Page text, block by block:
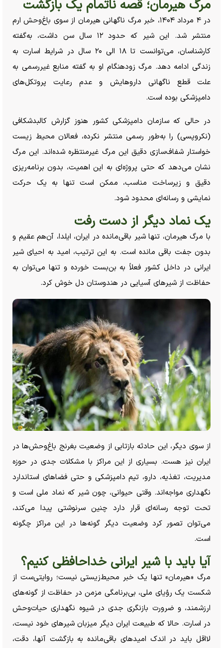
مرگ هیرمان؛ قصه ناتمام یک بازگشت
در ۴ مرداد ۱۴۰۴، خبر مرگ ناگهانی هیرمان از سوی باغ‌وحش ارم
منتشر شد. این شیر که حدود ۱۲ سال سن داشت، به‌گفته
کارشناسان، می‌توانست تا ۱۸ الی ۲۰ سال در شرایط اسارت به
زندگی ادامه دهد. مرگ زودهنگام او به گفته منابع غیررسمی به
علت قطع ناگهانی داروهایش و عدم رعایت پروتکل‌های
دامپزشکی بوده است.
در حالی که سازمان دامپزشکی کشور هنوز گزارش کالبدشکافی
(نکروپسی) را به‌طور رسمی منتشر نکرده، فعالان محیط زیست
خواستار شفاف‌سازی دقیق این مرگ غیرمنتظره شده‌اند. این مرگ
نشان می‌دهد که حتی پروژه‌ای به این اهمیت، بدون برنامه‌ریزی
دقیق و زیرساخت مناسب، ممکن است تنها به یک حرکت
نمایشی و رسانه‌ای محدود شود.
یک نماد دیگر از دست رفت
با مرگ هیرمان، تنها شیر باقی‌مانده در ایران، ایلدا، آن‌هم عقیم و
بدون جفت باقی مانده است. به این ترتیب، امید به احیای شیر
ایرانی در داخل کشور فعلاً به بن‌بست خورده و تنها می‌توان به
حفاظت از شیر‌های آسیایی در هندوستان دل خوش کرد.
از سوی دیگر، این حادثه بازتابی از وضعیت بغرنج باغ‌وحش‌ها در
ایران نیز هست. بسیاری از این مراکز با مشکلات جدی در حوزه
مدیریت، تغذیه، دارو، تیم دامپزشکی و حتی فضا‌های استاندارد
نگهداری مواجه‌اند. وقتی حیوانی، چون شیر که نماد ملی است و
تحت توجه رسانه‌ای قرار دارد چنین سرنوشتی پیدا می‌کند،
می‌توان تصور کرد وضعیت دیگر گونه‌ها در این مراکز چگونه
است.
آیا باید با شیر ایرانی خداحافظی کنیم؟
مرگ «هیرمان» تنها یک خبر محیط‌زیستی نیست؛ روایتی‌ست از
شکست یک رؤیای ملی، بی‌برنامگی مزمن در حفاظت از گونه‌های
ارزشمند، و ضرورت بازنگری جدی در شیوه نگهداری حیات‌وحش
در اسارت. حالا که طبیعت ایران دیگر میزبان شیر‌های خود نیست،
لااقل باید در اندک امید‌های باقی‌مانده به بازگشت آنها، دقت،